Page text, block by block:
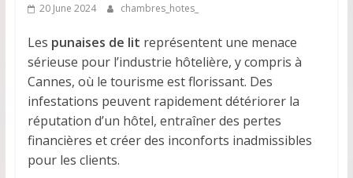
20 June 2024 chambres_hotes_
Les punaises de lit représentent une menace
sérieuse pour l’industrie hôtelière, y compris à
Cannes, où le tourisme est florissant. Des
infestations peuvent rapidement détériorer la
réputation d’un hôtel, entraîner des pertes
financières et créer des inconforts inadmissibles
pour les clients.